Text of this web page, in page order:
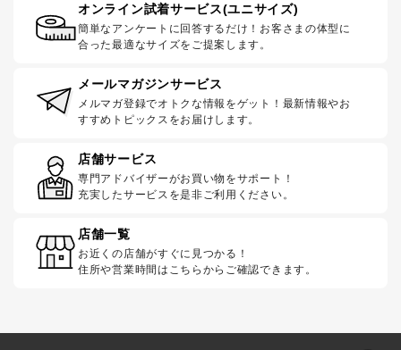
オンライン試着サービス(ユニサイズ)
簡単なアンケートに回答するだけ！お客さまの体型に
合った最適なサイズをご提案します。
メールマガジンサービス
メルマガ登録でオトクな情報をゲット！最新情報やお
すすめトピックスをお届けします。
店舗サービス
専門アドバイザーがお買い物をサポート！
充実したサービスを是非ご利用ください。
店舗一覧
お近くの店舗がすぐに見つかる！
住所や営業時間はこちらからご確認できます。